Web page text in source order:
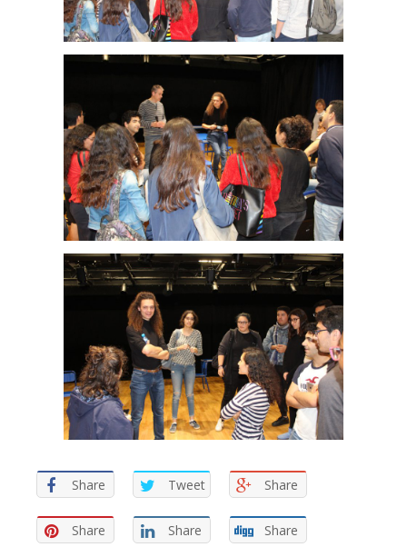
Share Tweet Share
Share Share Share